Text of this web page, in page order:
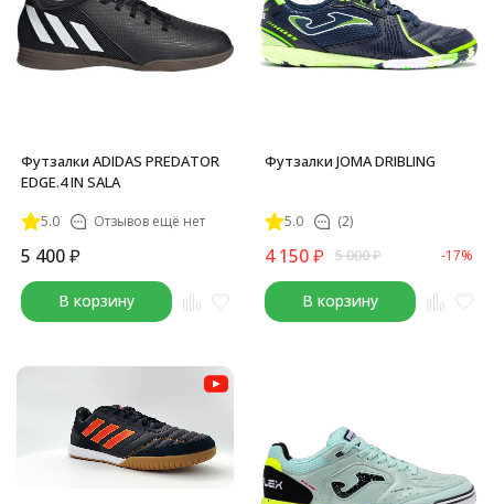
Футзалки ADIDAS PREDATOR
EDGE.4 IN SALA
5.0 Отзывов ещё нет
5 400₽
В корзину
Футзалки JOMA DRIBLING
5.0 (2)
4 150₽ 5 000₽ -17%
В корзину